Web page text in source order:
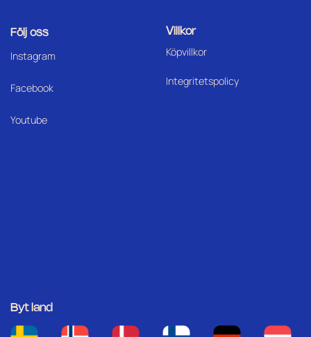
Följ oss
Instagram
Facebook
Youtube
Villkor
Köpvillkor
Integritetspolicy
Byt land